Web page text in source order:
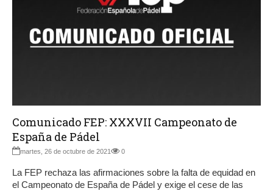
Comunicado FEP: XXXVII Campeonato de
España de Pádel
martes, 26 de octubre de 2021 0
La FEP rechaza las afirmaciones sobre la falta de equidad en
el Campeonato de España de Pádel y exige el cese de las